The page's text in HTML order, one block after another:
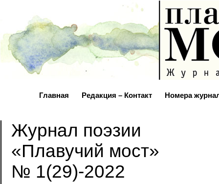
Главная Редакция – Контакт Номера
Журнал поэзии
«Плавучий мост»
№ 1(29)-2022